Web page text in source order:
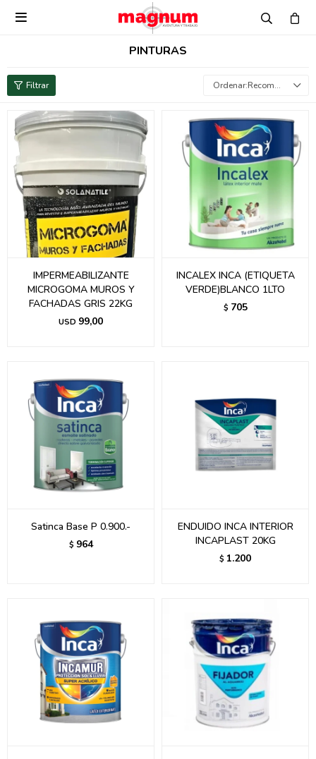

PINTURAS
Recomendados
IMPERMEABILIZANTE
MICROGOMA MUROS Y
FACHADAS GRIS 22KG
USD 99,00
INCALEX INCA (ETIQUETA
VERDE)BLANCO 1LTO
$ 705
Satinca Base P 0.900.-
$ 964
ENDUIDO INCA INTERIOR
INCAPLAST 20KG
$ 1.200